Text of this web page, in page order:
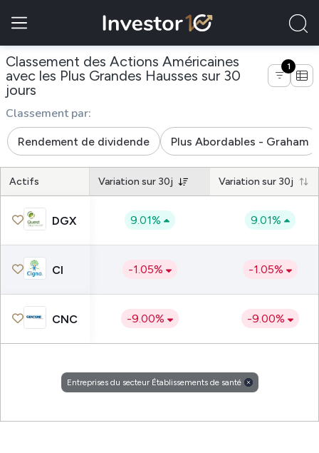
Classement des Actions Américaines
avec les Plus Grandes Hausses sur 30
jours de entreprises du secteur Établissements
1
Classement par:
Rendement de dividende Plus Abordables - Graham
Actifs Variation sur 30j Variation sur 30j
DGX 9.01% 9.01%
CI -1.05% -1.05%
CNC -9.00% -9.00%
Entreprises du secteur Établissements de santé